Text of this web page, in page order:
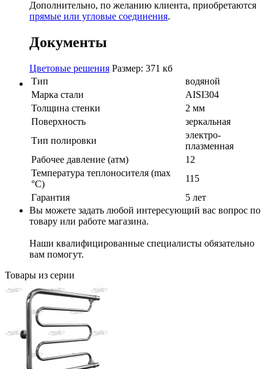
Дополнительно, по желанию клиента, приобретаются
прямые или угловые соединения.
Документы
Цветовые решения Размер: 371 кб
Тип
водяной
Марка стали
AISI304
Толщина стенки
2 мм
Поверхность
зеркальная
Тип полировки
электро-
плазменная
Рабочее давление (атм)
12
Температура теплоносителя (max
°C)
115
Гарантия
5 лет
Вы можете задать любой интересующий вас вопрос по
товару или работе магазина.
Наши квалифицированные специалисты обязательно
вам помогут.
Товары из серии